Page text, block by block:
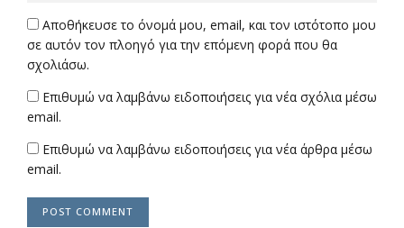
Αποθήκευσε το όνομά μου, email, και τον ιστότοπο μου
σε αυτόν τον πλοηγό για την επόμενη φορά που θα
σχολιάσω.
Επιθυμώ να λαμβάνω ειδοποιήσεις για νέα σχόλια μέσω
email.
Επιθυμώ να λαμβάνω ειδοποιήσεις για νέα άρθρα μέσω
email.
POST COMMENT